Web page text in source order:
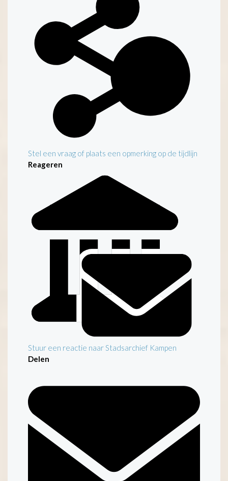
Stel een vraag of plaats een opmerking op de tijdlijn
Reageren
Stuur een reactie naar Stadsarchief Kampen
Delen